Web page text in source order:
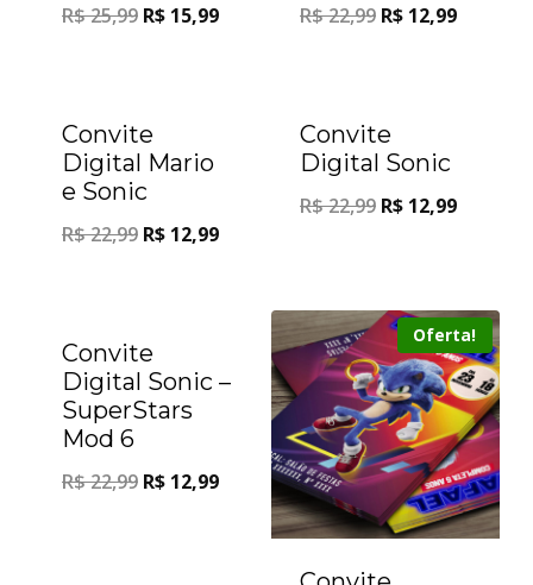
R$25,99 R$ 15,99 R$22,99 R$ 12,99
Convite
Digital Mario
e Sonic
R$22,99 R$ 12,99
Convite
Digital Sonic
R$22,99 R$ 12,99
Convite
Digital Sonic –
SuperStars
Mod 6
R$22,99 R$ 12,99
Oferta!